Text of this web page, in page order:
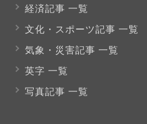
経済記事 一覧
文化・スポーツ記事 一覧
気象・災害記事 一覧
英字 一覧
写真記事 一覧